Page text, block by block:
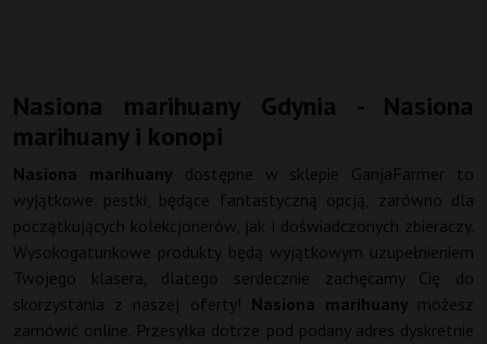
Nasiona marihuany Gdynia - Nasiona
marihuany i konopi
Nasiona marihuany dostępne w sklepie GanjaFarmer to
wyjątkowe pestki, będące fantastyczną opcją, zarówno dla
początkujących kolekcjonerów, jak i doświadczonych zbieraczy.
Wysokogatunkowe produkty będą wyjątkowym uzupełnieniem
Twojego klasera, dlatego serdecznie zachęcamy Cię do
skorzystania z naszej oferty! Nasiona marihuany możesz
zamówić online. Przesyłka dotrze pod podany adres dyskretnie